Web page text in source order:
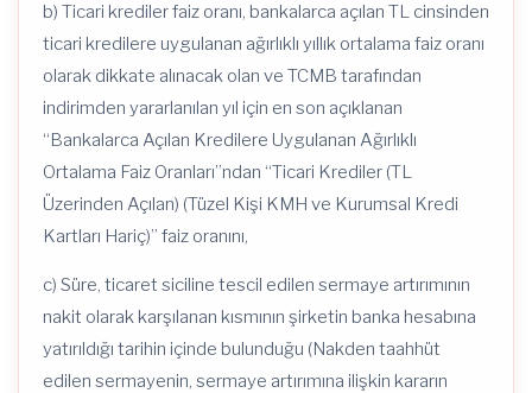
b) Ticari krediler faiz oranı, bankalarca açılan TL cinsinden
ticari kredilere uygulanan ağırlıklı yıllık ortalama faiz oranı
olarak dikkate alınacak olan ve TCMB tarafından
indirimden yararlanılan yıl için en son açıklanan
“Bankalarca Açılan Kredilere Uygulanan Ağırlıklı
Ortalama Faiz Oranları”ndan “Ticari Krediler (TL
Üzerinden Açılan) (Tüzel Kişi KMH ve Kurumsal Kredi
Kartları Hariç)” faiz oranını,
c) Süre, ticaret siciline tescil edilen sermaye artırımının
nakit olarak karşılanan kısmının şirketin banka hesabına
yatırıldığı tarihin içinde bulunduğu (Nakden taahhüt
edilen sermayenin, sermaye artırımına ilişkin kararın